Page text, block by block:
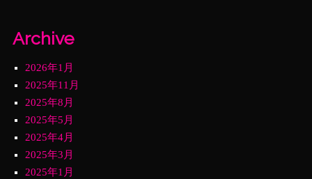
Archive
2026年1月
2025年11月
2025年8月
2025年5月
2025年4月
2025年3月
2025年1月